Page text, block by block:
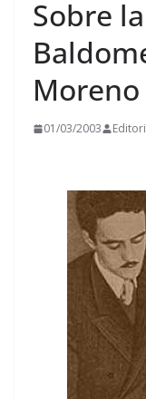
Sobre
Moreno
01/03/2003